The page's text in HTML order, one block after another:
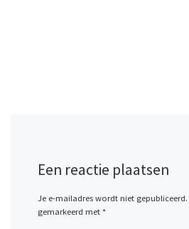
Een reactie plaatsen
Je e-mailadres wordt niet gepubliceerd.
gemarkeerd met *